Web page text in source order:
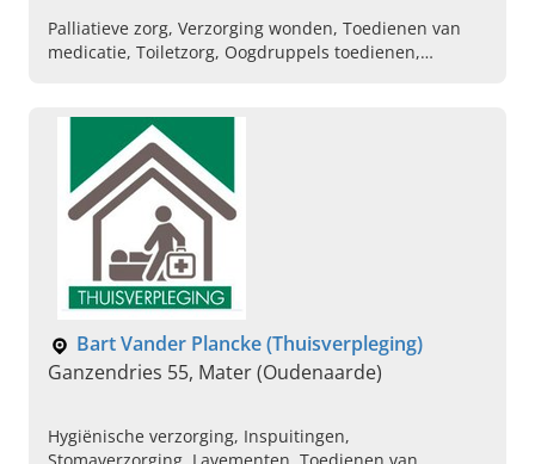
Palliatieve zorg, Verzorging wonden, Toedienen van
medicatie, Toiletzorg, Oogdruppels toedienen,
Bart Vander Plancke (Thuisverpleging)
Ganzendries 55, Mater (Oudenaarde)
Hygiënische verzorging, Inspuitingen,